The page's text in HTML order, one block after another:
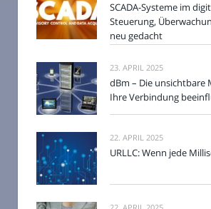
SCADA-Systeme im
Steuerung,
neu gedacht
23. APRIL 2025
dBm – Die unsichtbare
Ihre Verbindung
22. APRIL 2025
URLLC: Wenn jede